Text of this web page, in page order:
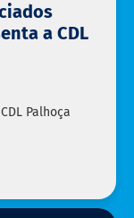
a CDL
Palhoça